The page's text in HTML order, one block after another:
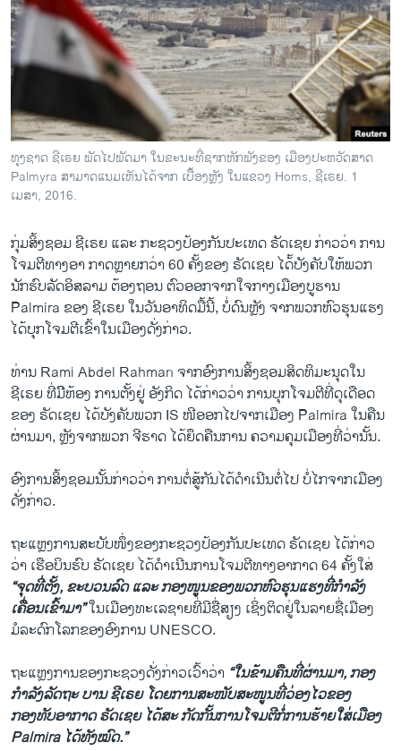
ຊີວິດຊາວລາວ
ຊຸມຊົນຊາວລາວ
ວິທະຍາສາດ-ເທັກໂນໂລຈີ
ທຸລະກິດ
ພາສາອັງກິດ
ວີດີໂອ
ສຽງ
ລາຍການກະຈາຍສຽງ
ລາຍງານ
ຕິດຕາມພວກເຮົາ ທີ່
ພາສາຕ່າງໆ
ທຸງຊາດ ຊີເຣຍ ພັດໄປພັດມາ ໃນຂະນະທີ່ຊາກຫັກພັງຂອງ ເມືອງປະຫວັດສາດ
Palmyra ສາມາດແນມເຫັນໄດ້ຈາກ ເບື້ອງຫຼັງ ໃນແຂວງ Homs, ຊີເຣຍ. 1
ເມສາ, 2016.
ກຸ່ມສິ້ງຊອມ ຊີເຣຍ ແລະ ກະຊວງປ້ອງກັນປະເທດ ຣັດເຊຍ ກ່າວວ່າ ການ
ໂຈມຕີທາງອາ ກາດຫຼາຍກວ່າ 60 ຄັ້ງຂອງ ຣັດເຊຍ ໄດ້້ບັງຄັບໃຫ້ພວກ
ນັກຮົບລັດອິສລາມ ຕ້ອງຖອນ ຕົວອອກຈາກໃຈກາງເມືອງບູຮານ
Palmira ຂອງ ຊີເຣຍ ໃນວັນອາທິດມື້ນີ້, ບໍ່ດົນຫຼັງ ຈາກພວກຫົວຮຸນແຮງ
ໄດ້ບຸກໂຈມຕີເຂົ້າໃນເມືອງດັ່ງກ່າວ.
ທ່ານ Rami Abdel Rahman ຈາກອົງການສິ້ງຊອມສິດທິມະນຸດໃນ
ຊີເຣຍ ທີ່ມີິຫ້ອງ ການຕັ້ງຢູ່ ອັງກິດ ໄດ້ກ່າວວ່າ ການບຸກໂຈມຕີທີ່ດຸເດືອດ
ຂອງ ຣັດເຊຍ ໄດ້ບັງຄັບພວກ IS ໜີອອກໄປຈາກເມືອງ Palmira ໃນຄືນ
ຜ່ານມາ, ຫຼັງຈາກພວກ ຈີຮາດ ໄດ້ຍຶດຄືນການ ຄວາມຄຸມເມືອງທີ່ວ່ານັ້ນ.
ອົງການສິ້ງຊອມນັ້ນກ່າວວ່າ ການຕໍ່ສູ້ກັນໄດ້ດຳເນີນຕໍ່ໄປ ບໍ່ໄກຈາກເມືອງ
ດັ່ງກ່າວ.
ຖະແຫຼງການສະບັບໜຶ່ງຂອງກະຊວງປ້ອງກັນປະເທດ ຣັດເຊຍ ໄດ້ກ່າວ
ວ່າ ເຮືອບິນຮົບ ຣັດເຊຍ ໄດ້ດຳເນີນການໂຈມຕີທາງອາກາດ 64 ຄັ້ງໃສ່
“ຈຸດທີ່ຕັ້ງ, ຂະບວນລົດ ແລະ ກອງໜູນຂອງພວກຫົວຮຸນແຮງທີ່ກຳລັງ
ເຄື່ອນເຂົ້າມາ”ໃນເມືອງທະເລຊາຍທີ່ມີຊື່ສຽງ ເຊິ່ງຕິດຢູ່ໃນລາຍຊື່ເມືອງ
ມໍລະດົກໂລກຂອງອົງການ UNESCO.
ຖະແຫຼງການຂອງກະຊວງດັ່ງກ່າວເວົ້າວ່າ “ໃນຂ້າມຄືນທີ່ຜ່ານມາ, ກອງ
ກຳລັງລັດຖະ ບານ ຊີເຣຍ ໂດຍການສະໜັບສະໜູນທີ່ວ່ອງໄວຂອງ
ກອງທັບອາກາດ ຣັດເຊຍ ໄດ້ສະ ກັດກັ້ນການໂຈມຕີກໍ່ການຮ້າຍໃສ່ເມືອງ
Palmira ໄດ້ທັງໝົດ.”